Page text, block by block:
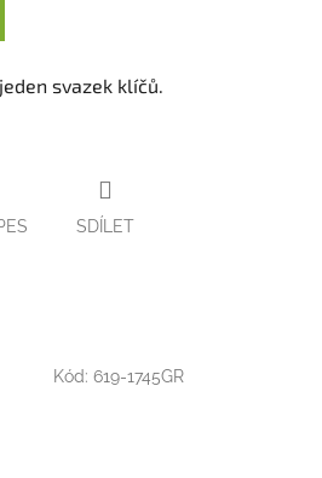
svazek klíčů.
SDÍLET
Kód: 619-1745GR